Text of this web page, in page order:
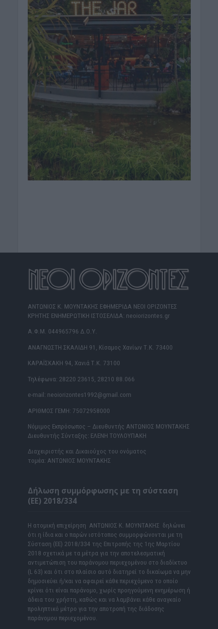
ΑΝΤΩΝΙΟΣ Κ. ΜΟΥΝΤΑΚΗΣ ΕΦΗΜΕΡΙΔΑ ΝΕΟΙ ΟΡΙΖΟΝΤΕΣ
ΚΡΗΤΗΣ ΕΝΗΜΕΡΩΤΙΚΗ ΙΣΤΟΣΕΛΙΔΑ: neoiorizontes.gr
Α.Φ.Μ. 044965796 Δ.Ο.Υ.
ΑΝΑΓΝΩΣΤΗ ΣΚΑΛΙΔΗ 91, Κίσαμος Χανίων Τ.Κ. 73400
ΚΑΡΑΪΣΚΑΚΗ 94, Χανιά Τ.Κ. 73100
Τηλέφωνα: 28220 23615, 28210 88.066
e-mail: neoiorizontes1992@gmail.com
ΑΡΙΘΜΟΣ ΓΕΜΗ: 75072958000
Νόμιμος Εκπρόσωπος – Διευθυντής ΑΝΤΩΝΙΟΣ ΜΟΥΝΤΑΚΗΣ
Διευθυντής Σύνταξης: ΕΛΕΝΗ ΤΟΥΛΟΥΠΑΚΗ
Διαχειριστής και Δικαιούχος του ονόματος
τομέα: ΑΝΤΩΝΙΟΣ ΜΟΥΝΤΑΚΗΣ
Δήλωση συμμόρφωσης με τη σύσταση
(ΕΕ) 2018/334
Η ατομική επιχείρηση ΑΝΤΩΝΙΟΣ Κ. ΜΟΥΝΤΑΚΗΣ δηλώνει
ότι η ίδια και ο παρών ιστότοπος συμμορφώνονται με τη
Σύσταση (ΕΕ) 2018/334 της Επιτροπής της 1ης Μαρτίου
2018 σχετικά με τα μέτρα για την αποτελεσματική
αντιμετώπιση του παράνομου περιεχομένου στο διαδίκτυο
(L 63) και ότι στο πλαίσιο αυτό διατηρεί το δικαίωμα να μην
δημοσιεύει ή/και να αφαιρεί κάθε περιεχόμενο το οποίο
κρίνει ότι είναι παράνομο, χωρίς προηγούμενη ενημέρωση ή
άδεια του χρήστη, καθώς και να λαμβάνει κάθε αναγκαίο
προληπτικό μέτρο για την αποτροπή της διάδοσης
παράνομου περιεχομένου.